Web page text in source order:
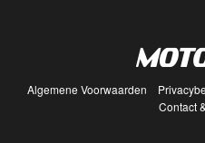
Algemene Voorwaarden
Contact